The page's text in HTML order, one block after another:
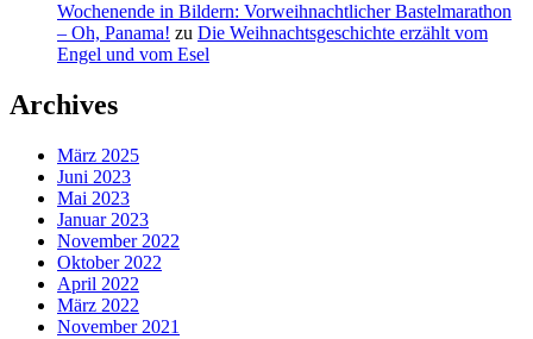
Wochenende in Bildern: Vorweihnachtlicher Bastelmarathon
– Oh, Panama! zu Die Weihnachtsgeschichte erzählt vom
Engel und vom Esel
Archives
März 2025
Juni 2023
Mai 2023
Januar 2023
November 2022
Oktober 2022
April 2022
März 2022
November 2021